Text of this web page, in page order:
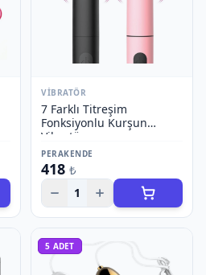
VIBRATÖR
7 Farklı Titreşim
Fonksiyonlu Kurşun
Vibratör
PERAKENDE
418 ₺
1
5 ADET